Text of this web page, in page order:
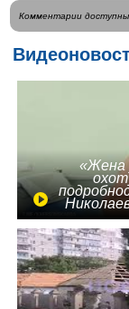
Комментарии
«Жена